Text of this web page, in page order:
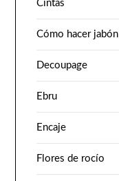
Cintas
Cómo hacer jabón
Decoupage
Ebru
Encaje
Flores de rocío